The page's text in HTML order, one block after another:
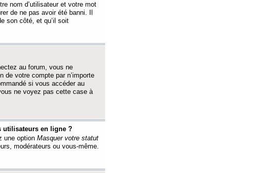
nom d’utilisateur et votre mot
de ne pas avoir été banni. Il
son côté, et qu’il soit
au forum, vous ne
de votre compte par n’importe
si vous accéder au
ne voyez pas cette case à
utilisateurs en ligne ?
une option Masquer votre statut
modérateurs ou vous-même.